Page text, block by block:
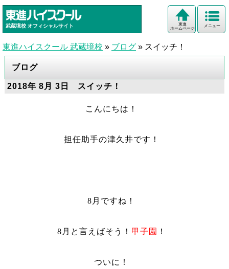
武蔵境校 オフィシャルサイト メニュー
東進
ホームページ
東進ハイスクール 武蔵境校 » ブログ » スイッチ！
ブログ
2018年 8月 3日 スイッチ！
こんにちは！
担任助手の津久井です！
8 月ですね！
8 月と言えばそう！ 甲子園 ！
ついに！